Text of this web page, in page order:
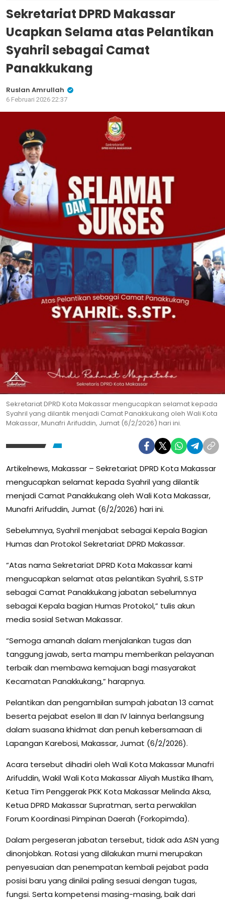
Sekretariat DPRD Makassar
Ucapkan Selama atas Pelantikan
Syahril sebagai Camat
Panakkukang
Ruslan Amrullah
6 Februari 2026 22:37
Sekretariat DPRD Kota Makassar mengucapkan selamat kepada
Syahril yang dilantik menjadi Camat Panakkukang oleh Wali Kota
Makassar, Munafri Arifuddin, Jumat (6/2/2026) hari ini.
Artikelnews, Makassar – Sekretariat DPRD Kota Makassar
mengucapkan selamat kepada Syahril yang dilantik
menjadi Camat Panakkukang oleh Wali Kota Makassar,
Munafri Arifuddin, Jumat (6/2/2026) hari ini.
Sebelumnya, Syahril menjabat sebagai Kepala Bagian
Humas dan Protokol Sekretariat DPRD Makassar.
“Atas nama Sekretariat DPRD Kota Makassar kami
mengucapkan selamat atas pelantikan Syahril, S.STP
sebagai Camat Panakkukang jabatan sebelumnya
sebagai Kepala bagian Humas Protokol,” tulis akun
media sosial Setwan Makassar.
“Semoga amanah dalam menjalankan tugas dan
tanggung jawab, serta mampu memberikan pelayanan
terbaik dan membawa kemajuan bagi masyarakat
Kecamatan Panakkukang,” harapnya.
Pelantikan dan pengambilan sumpah jabatan 13 camat
beserta pejabat eselon III dan IV lainnya berlangsung
dalam suasana khidmat dan penuh kebersamaan di
Lapangan Karebosi, Makassar, Jumat (6/2/2026).
Acara tersebut dihadiri oleh Wali Kota Makassar Munafri
Arifuddin, Wakil Wali Kota Makassar Aliyah Mustika Ilham,
Ketua Tim Penggerak PKK Kota Makassar Melinda Aksa,
Ketua DPRD Makassar Supratman, serta perwakilan
Forum Koordinasi Pimpinan Daerah (Forkopimda).
Dalam pergeseran jabatan tersebut, tidak ada ASN yang
dinonjobkan. Rotasi yang dilakukan murni merupakan
penyesuaian dan penempatan kembali pejabat pada
posisi baru yang dinilai paling sesuai dengan tugas,
fungsi. Serta kompetensi masing-masing, baik dari